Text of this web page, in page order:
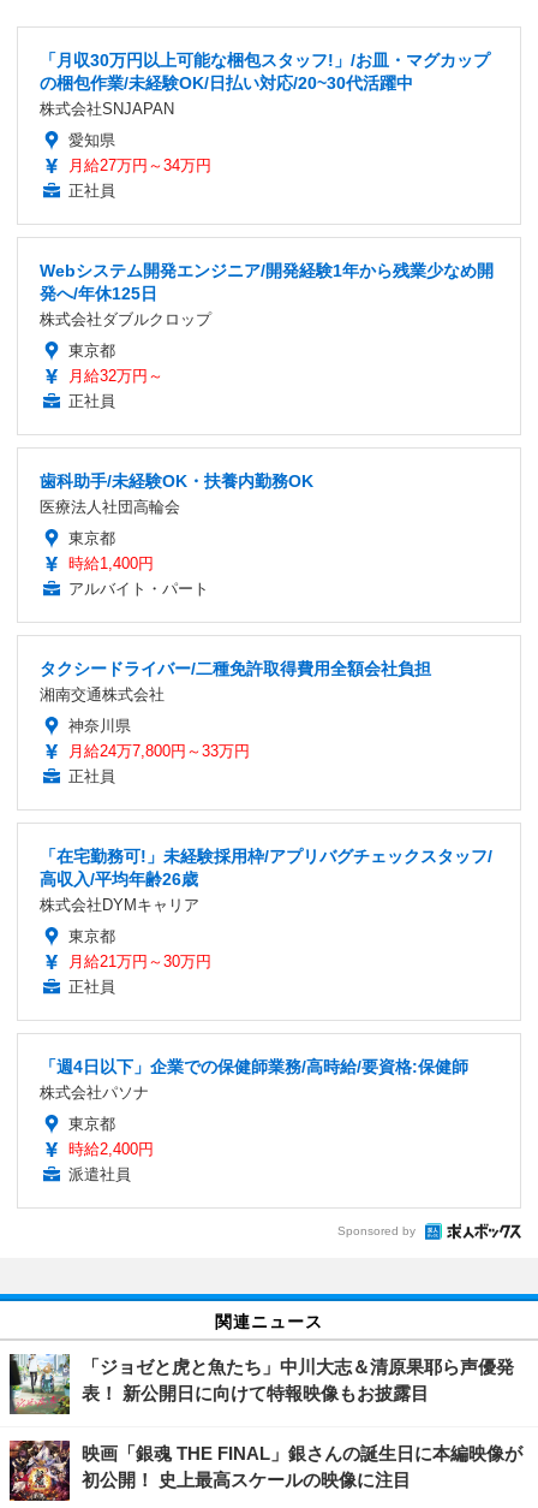
「月収30万円以上可能な梱包スタッフ!」/お皿・マグカップ
の梱包作業/未経験OK/日払い対応/20~30代活躍中
株式会社SNJAPAN
愛知県
月給27万円～34万円
正社員
Webシステム開発エンジニア/開発経験1年から残業少なめ開
発へ/年休125日
株式会社ダブルクロップ
東京都
月給32万円～
正社員
歯科助手/未経験OK・扶養内勤務OK
医療法人社団高輪会
東京都
時給1,400円
アルバイト・パート
タクシードライバー/二種免許取得費用全額会社負担
湘南交通株式会社
神奈川県
月給24万7,800円～33万円
正社員
「在宅勤務可!」未経験採用枠/アプリバグチェックスタッフ/
高収入/平均年齢26歳
株式会社DYMキャリア
東京都
月給21万円～30万円
正社員
「週4日以下」企業での保健師業務/高時給/要資格:保健師
株式会社パソナ
東京都
時給2,400円
派遣社員
Sponsored by
関連ニュース
「ジョゼと虎と魚たち」中川大志＆清原果耶ら声優発
表！ 新公開日に向けて特報映像もお披露目
映画「銀魂 THE FINAL」銀さんの誕生日に本編映像が
初公開！ 史上最高スケールの映像に注目